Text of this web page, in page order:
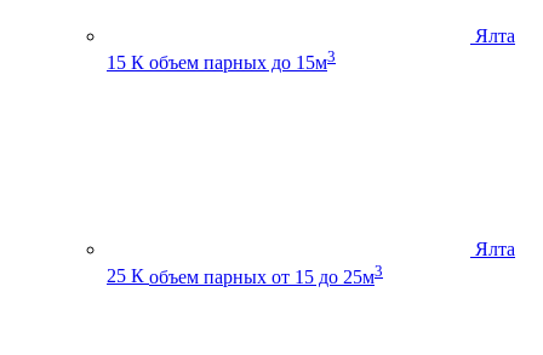
Ялта
15 К объем парных до 15м3
Ялта
25 К объем парных от 15 до 25м3